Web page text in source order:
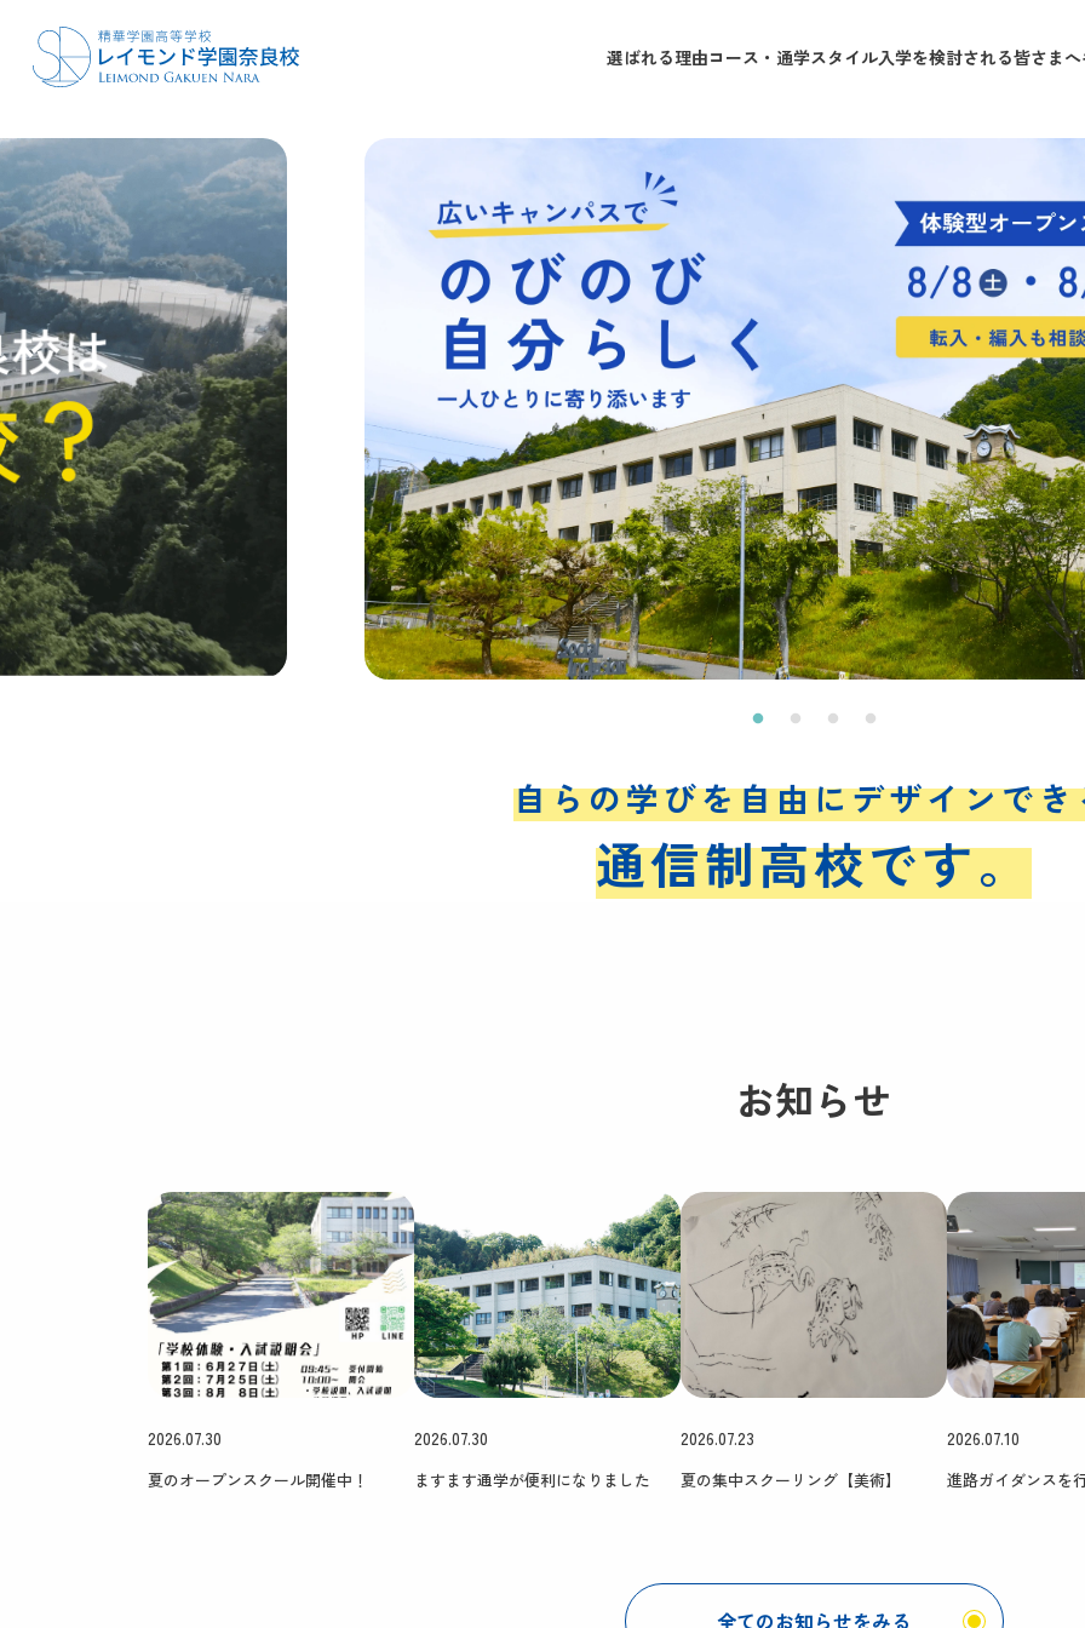
選ばれる理由コース・通学スタイル入学を検討される皆さまへ
自らの学びを自由にデザインで
通信制高校です。
お知らせ
2026.07.30
夏のオープンスクール開催中！
2026.07.30
ますます通学が便利になりました
2026.07.23
夏の集中スクーリング【美術】
2026.07.10
進路ガイダンスを
全てのお知らせをみる